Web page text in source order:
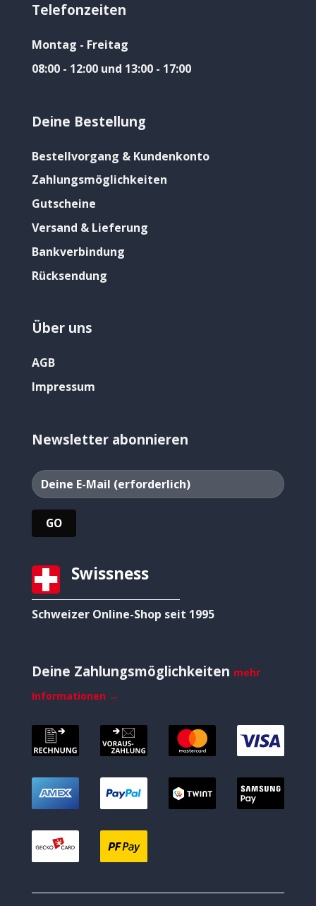
Telefonzeiten
Montag - Freitag
08:00 - 12:00 und 13:00 - 17:00
Deine Bestellung
Bestellvorgang & Kundenkonto
Zahlungsmöglichkeiten
Gutscheine
Versand & Lieferung
Bankverbindung
Rücksendung
Über uns
AGB
Impressum
Newsletter abonnieren
Swissness
Schweizer Online-Shop seit 1995
Deine Zahlungsmöglichkeiten mehr
Informationen →